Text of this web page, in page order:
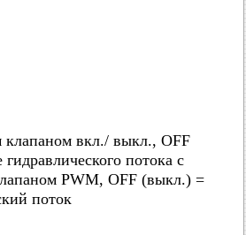
клапаном вкл./ выкл., OFF
потока с
PWM, OFF (выкл.) =
поток